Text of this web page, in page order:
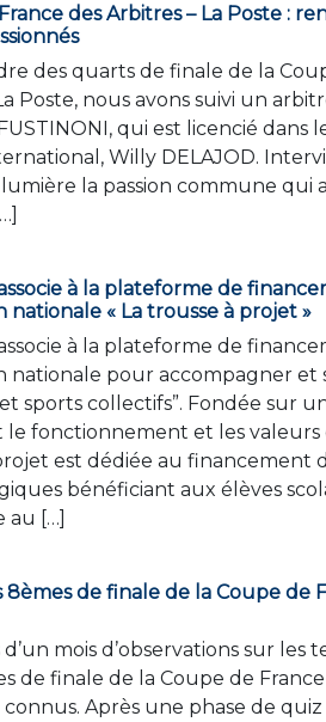
des Arbitres – La Poste :
des quarts de finale de la
Poste, nous avons suivi un
qui est licencié dans
Willy DELAJOD.
la passion commune qui
à la plateforme de
nationale « La trousse à projet »
à la plateforme de
nationale pour accompagner
sports collectifs”. Fondée sur
fonctionnement et les valeurs
est dédiée au financement
bénéficiant aux élèves
au […]
8èmes de finale de la Coupe de
mois d’observations sur les
de finale de la Coupe de
connus. Après une phase de